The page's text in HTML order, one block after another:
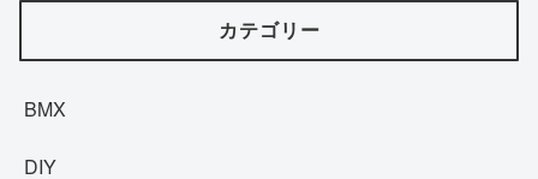
カテゴリー
BMX
DIY